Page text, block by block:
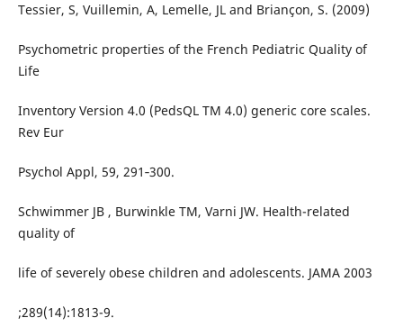
Tessier, S, Vuillemin, A, Lemelle, JL and Briançon, S. (2009)
Psychometric properties of the French Pediatric Quality of
Life
Inventory Version 4.0 (PedsQL TM 4.0) generic core scales.
Rev Eur
Psychol Appl, 59, 291‐300.
Schwimmer JB , Burwinkle TM, Varni JW. Health-related
quality of
life of severely obese children and adolescents. JAMA 2003
;289(14):1813-9.